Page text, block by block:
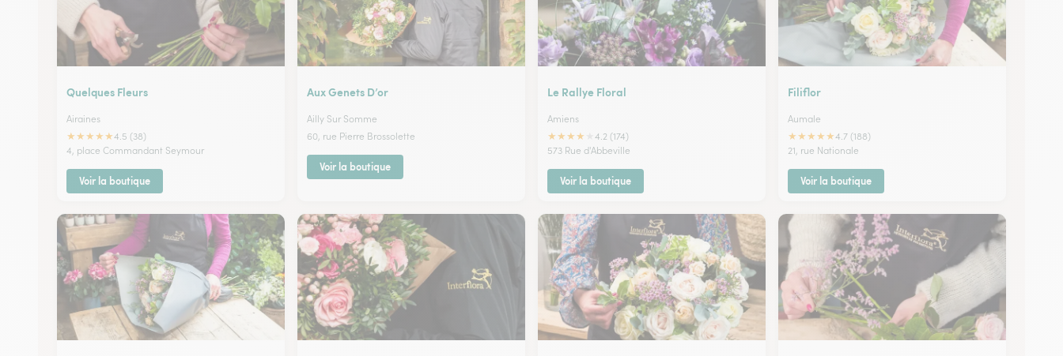
Quelques Fleurs
Airaines
★★★★★4.5 (38)
4, place Commandant Seymour
Voir la boutique
Aux Genets D’or
Ailly Sur Somme
60, rue Pierre Brossolette
Voir la boutique
Le Rallye Floral
Amiens
★★★★
4.2 (174)
573 Rue d'Abbeville
Voir la boutique
Filiflor
Aumale
★★★★★4.7 (188)
21, rue Nationale
Voir la boutique